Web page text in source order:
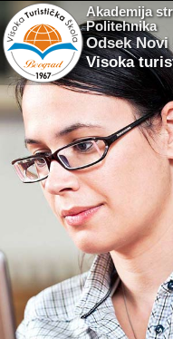
Akademija
Politehnika
Odsek
Visoka